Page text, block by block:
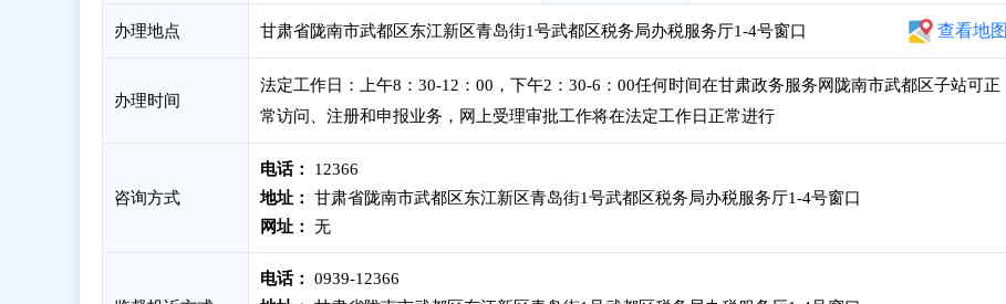
办理地点 甘肃省陇南市武都区东江新区青岛街1号武都区税务局办税服务厅1-4号窗口 查看地图
办理时间
法定工作日：上午8：30-12：00，下午2：30-6：00任何时间在甘肃政务服务网陇南市武都区子站可正
常访问、注册和申报业务，网上受理审批工作将在法定工作日正常进行
咨询方式
电话：
12366
地址：
甘肃省陇南市武都区东江新区青岛街1号武都区税务局办税服务厅1-4号窗口
网址：
无
电话：
0939-12366